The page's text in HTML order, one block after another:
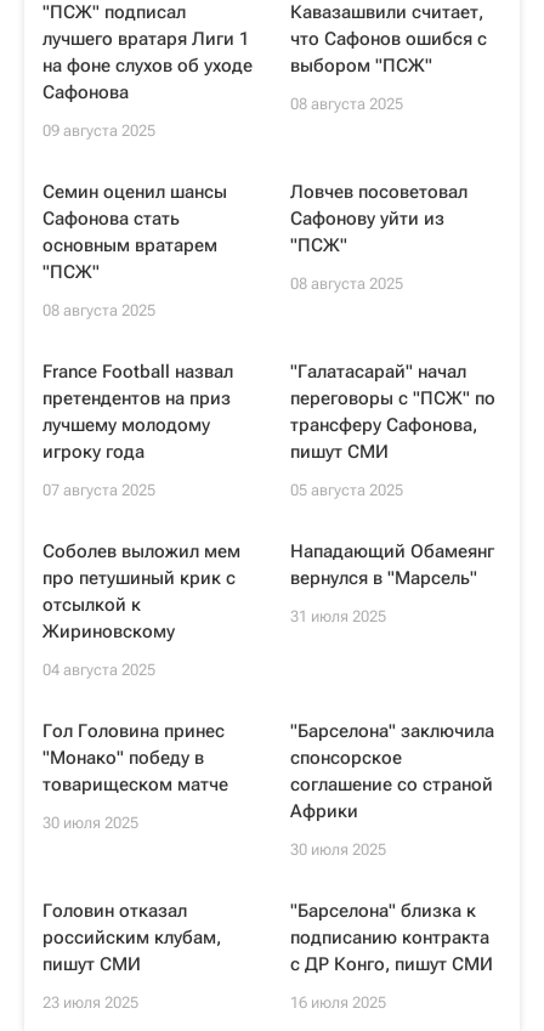
"ПСЖ" подписал
лучшего вратаря Лиги 1
на фоне слухов об уходе
Сафонова
09 августа 2025
Кавазашвили считает,
что Сафонов ошибся с
выбором "ПСЖ"
08 августа 2025
Семин оценил шансы
Сафонова стать
основным вратарем
"ПСЖ"
08 августа 2025
Ловчев посоветовал
Сафонову уйти из
"ПСЖ"
08 августа 2025
France Football назвал
претендентов на приз
лучшему молодому
игроку года
07 августа 2025
"Галатасарай" начал
переговоры с "ПСЖ" по
трансферу Сафонова,
пишут СМИ
05 августа 2025
Соболев выложил мем
про петушиный крик с
отсылкой к
Жириновскому
04 августа 2025
Нападающий Обамеянг
вернулся в "Марсель"
31 июля 2025
Гол Головина принес
"Монако" победу в
товарищеском матче
30 июля 2025
"Барселона" заключила
спонсорское
соглашение со страной
Африки
30 июля 2025
Головин отказал
российским клубам,
пишут СМИ
23 июля 2025
"Барселона" близка к
подписанию контракта
с ДР Конго, пишут СМИ
16 июля 2025